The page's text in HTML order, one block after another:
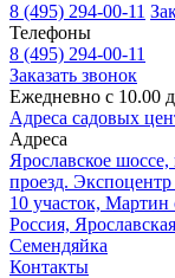
8 (495) 294-00-11
Телефоны
8 (495) 294-00-11
Заказать звонок
Ежедневно с 10.00
Адреса садовых
Адреса
Ярославское
проезд.
10 участок, Мартин
Россия,
Семендяйка
Контакты